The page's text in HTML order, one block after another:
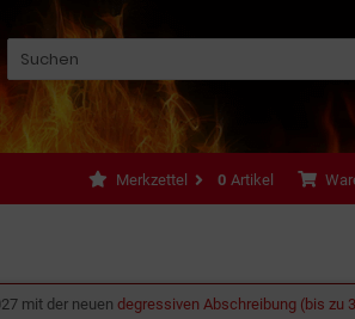
Merkzettel 0 Artikel
mit der neuen degressiven Abschreibung (bis zu